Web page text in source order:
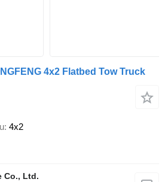
4x2 Flatbed Tow Truck
4x2
Co., Ltd.